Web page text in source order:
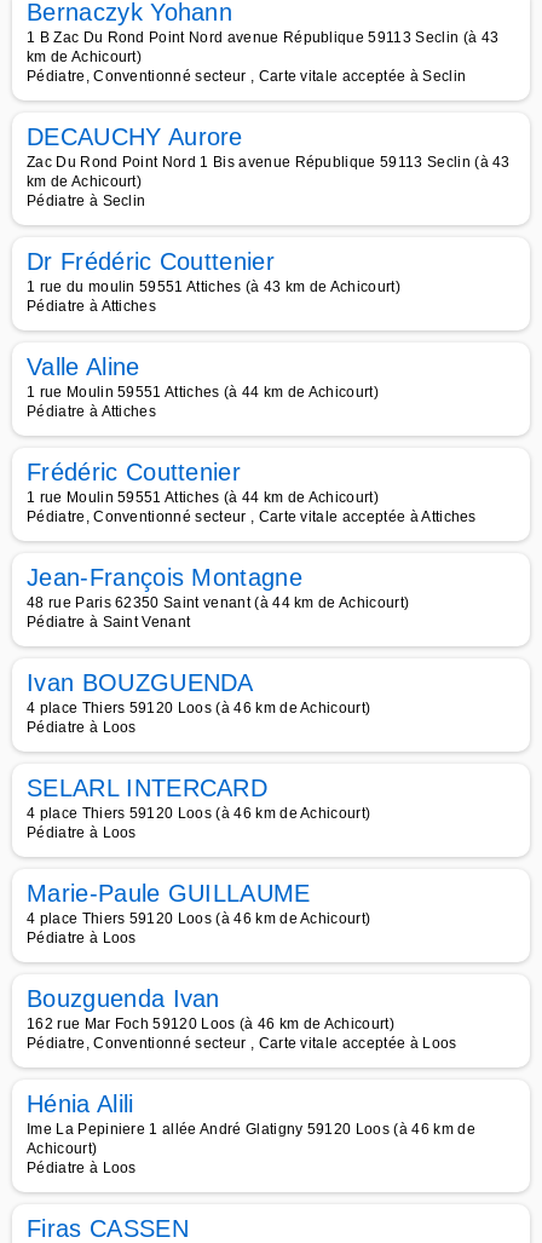
Bernaczyk Yohann
1 B Zac Du Rond Point Nord avenue République 59113 Seclin (à 43
km de Achicourt)
Pédiatre, Conventionné secteur , Carte vitale acceptée à Seclin
DECAUCHY Aurore
Zac Du Rond Point Nord 1 Bis avenue République 59113 Seclin (à 43
km de Achicourt)
Pédiatre à Seclin
Dr Frédéric Couttenier
1 rue du moulin 59551 Attiches (à 43 km de Achicourt)
Pédiatre à Attiches
Valle Aline
1 rue Moulin 59551 Attiches (à 44 km de Achicourt)
Pédiatre à Attiches
Frédéric Couttenier
1 rue Moulin 59551 Attiches (à 44 km de Achicourt)
Pédiatre, Conventionné secteur , Carte vitale acceptée à Attiches
Jean-François Montagne
48 rue Paris 62350 Saint venant (à 44 km de Achicourt)
Pédiatre à Saint Venant
Ivan BOUZGUENDA
4 place Thiers 59120 Loos (à 46 km de Achicourt)
Pédiatre à Loos
SELARL INTERCARD
4 place Thiers 59120 Loos (à 46 km de Achicourt)
Pédiatre à Loos
Marie-Paule GUILLAUME
4 place Thiers 59120 Loos (à 46 km de Achicourt)
Pédiatre à Loos
Bouzguenda Ivan
162 rue Mar Foch 59120 Loos (à 46 km de Achicourt)
Pédiatre, Conventionné secteur , Carte vitale acceptée à Loos
Hénia Alili
Ime La Pepiniere 1 allée André Glatigny 59120 Loos (à 46 km de
Achicourt)
Pédiatre à Loos
Firas CASSEN